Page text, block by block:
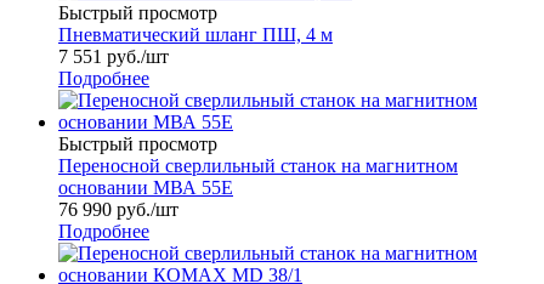
Быстрый просмотр
Пневматический шланг ПШ, 4 м
7 551 руб./шт
Подробнее
Быстрый просмотр
Переносной сверлильный станок на магнитном
основании МВА 55Е
76 990 руб./шт
Подробнее